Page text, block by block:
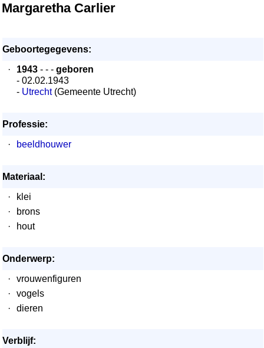
Margaretha Carlier
Geboortegegevens:
·
1943 - - - geboren
- 02.02.1943
- Utrecht(Gemeente Utrecht)
Professie:
·
beeldhouwer
Materiaal:
·
klei
·
brons
·
hout
Onderwerp:
·
vrouwenfiguren
·
vogels
·
dieren
Verblijf: